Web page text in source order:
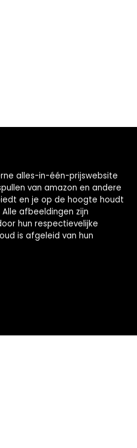
alles-in-één-prijswebsite
van amazon en andere
en je op de hoogte houdt
afbeeldingen zijn
hun respectievelijke
is afgeleid van hun